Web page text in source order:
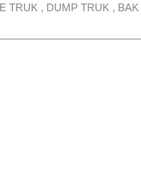
TRUK , DUMP TRUK , BAK